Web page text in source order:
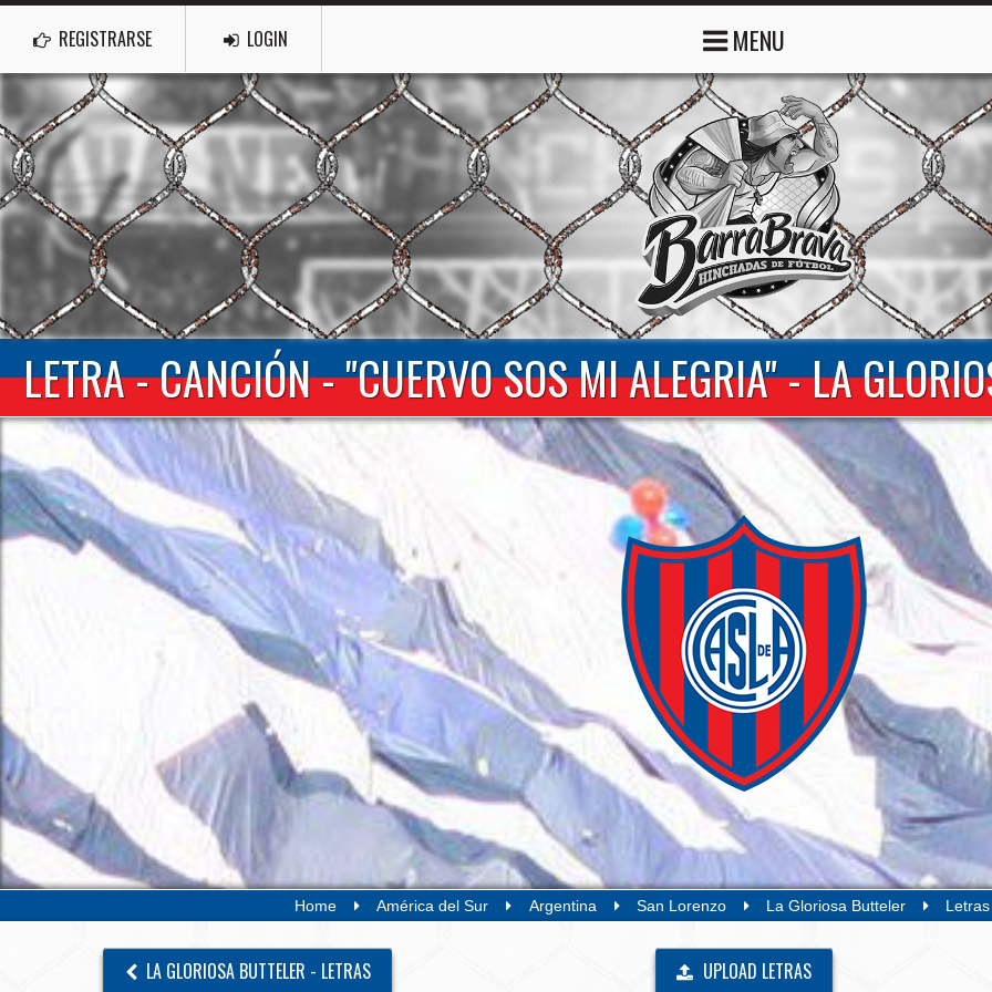
REGISTRARSE LOGIN MENU
LETRA - CANCIÓN - "CUERVO SOS MI ALEGRIA" - LA
Home América del Sur Argentina San Lorenzo La Gloriosa Butteler Letras
LA GLORIOSA BUTTELER - LETRAS UPLOAD LETRAS